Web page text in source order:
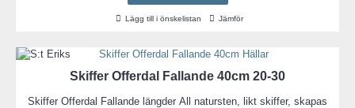
Lägg till i önskelistan Jämför
Skiffer Offerdal Fallande 40cm 20-30
Skiffer Offerdal Fallande längder All natursten, likt skiffer, skapas